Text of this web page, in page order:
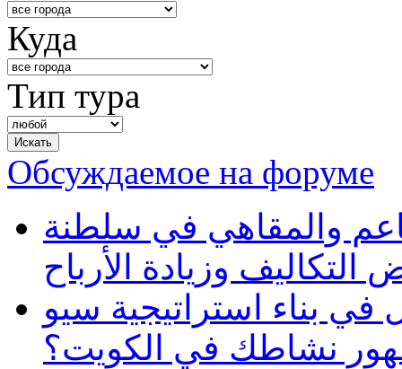
Куда
Тип тура
Обсуждаемое на форуме
والمقاهي في سلطنة
وزيادة الأرباح
بناء استراتيجية سيو
نشاطك في الكويت؟